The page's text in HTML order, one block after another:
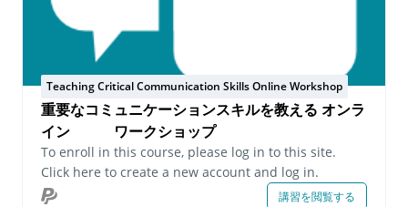
Teaching Critical Communication Skills Online Workshop
重要なコミュニケーションスキルを教える オンラ
イン ワークショップ
To enroll in this course, please log in to this site.
Click here to create a new account and log in.
講習を閲覧する